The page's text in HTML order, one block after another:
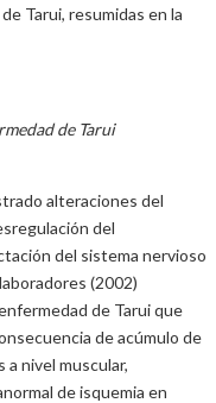
Tarui, resumidas en la
de Tarui
alteraciones del
del
del sistema nervioso
(2002)
de Tarui que
de acúmulo de
nivel muscular,
de isquemia en